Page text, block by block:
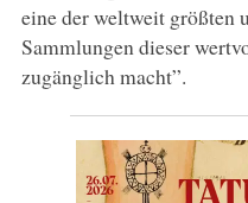
eine der weltweit größten
Sammlungen dieser
zugänglich macht”.